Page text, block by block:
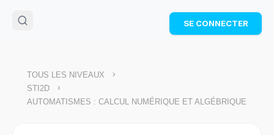
🌴Cahier de vacances offert
: révise les maths cet
Télécharge ton PDF gratuit et progresse avec des
SE CONNECTER
TOUS LES NIVEAUX >
STI2D >
AUTOMATISMES : CALCUL NUMÉRIQUE ET ALGÉBRIQUE